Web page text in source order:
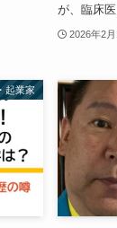
が、臨床
2026年2月
起業家